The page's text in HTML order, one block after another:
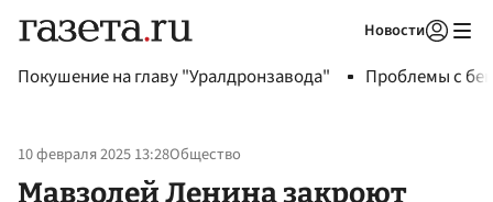
Новости
Покушение на главу "Уралдронзавода" Проблемы с
10 февраля 2025 13:28Общество
Мавзолей Ленина закроют